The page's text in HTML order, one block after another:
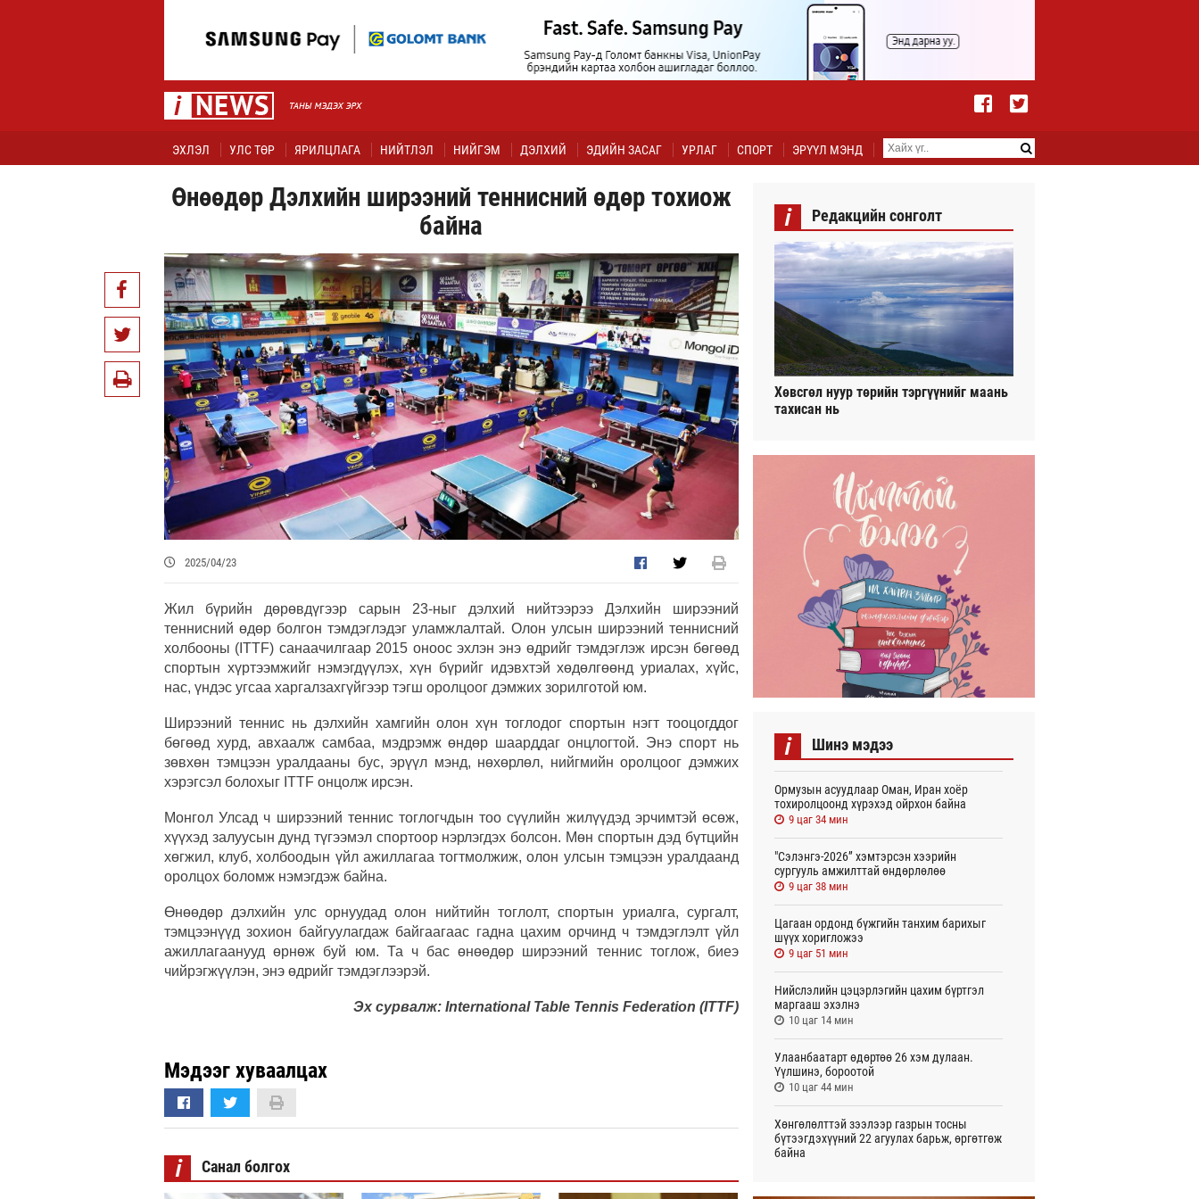
ЭХЛЭЛ УЛС ТӨР ЯРИЛЦЛАГА НИЙТЛЭЛ НИЙГЭМ ДЭЛХИЙ ЭДИЙН ЗАСАГ УРЛАГ СПОРТ ЭРҮҮЛ МЭНД
Өнөөдөр Дэлхийн ширээний теннисний өдөр тохиож
байна
2025/04/23
Жил бүрийн дөрөвдүгээр сарын 23-ныг дэлхий нийтээрээ Дэлхийн ширээний
теннисний өдөр болгон тэмдэглэдэг уламжлалтай. Олон улсын ширээний теннисний
холбооны (ITTF) санаачилгаар 2015 оноос эхлэн энэ өдрийг тэмдэглэж ирсэн бөгөөд
спортын хүртээмжийг нэмэгдүүлэх, хүн бүрийг идэвхтэй хөдөлгөөнд уриалах, хүйс,
нас, үндэс угсаа харгалзахгүйгээр тэгш оролцоог дэмжих зорилготой юм.
Ширээний теннис нь дэлхийн хамгийн олон хүн тоглодог спортын нэгт тооцогддог
бөгөөд хурд, авхаалж самбаа, мэдрэмж өндөр шаарддаг онцлогтой. Энэ спорт нь
зөвхөн тэмцээн уралдааны бус, эрүүл мэнд, нөхөрлөл, нийгмийн оролцоог дэмжих
хэрэгсэл болохыг ITTF онцолж ирсэн.
Монгол Улсад ч ширээний теннис тоглогчдын тоо сүүлийн жилүүдэд эрчимтэй өсөж,
хүүхэд залуусын дунд түгээмэл спортоор нэрлэгдэх болсон. Мөн спортын дэд бүтцийн
хөгжил, клуб, холбоодын үйл ажиллагаа тогтмолжиж, олон улсын тэмцээн уралдаанд
оролцох боломж нэмэгдэж байна.
Өнөөдөр дэлхийн улс орнуудад олон нийтийн тоглолт, спортын уриалга, сургалт,
тэмцээнүүд зохион байгуулагдаж байгаагаас гадна цахим орчинд ч тэмдэглэлт үйл
ажиллагаанууд өрнөж буй юм. Та ч бас өнөөдөр ширээний теннис тоглож, биеэ
чийрэгжүүлэн, энэ өдрийг тэмдэглээрэй.
Эх сурвалж: International Table Tennis Federation (ITTF)
Мэдээг хуваалцах
i Санал болгох
i Редакцийн сонголт
Хөвсгөл нуур төрийн тэргүүнийг маань
тахисан нь
i Шинэ мэдээ
Ормузын асуудлаар Оман, Иран хоёр
тохиролцоонд хүрэхэд ойрхон байна
9 цаг 34 мин
"Сэлэнгэ-2026” хэмтэрсэн хээрийн
сургууль амжилттай өндөрлөлөө
9 цаг 38 мин
Цагаан ордонд бүжгийн танхим барихыг
шүүх хоригложээ
9 цаг 51 мин
Нийслэлийн цэцэрлэгийн цахим бүртгэл
маргааш эхэлнэ
10 цаг 14 мин
Улаанбаатарт өдөртөө 26 хэм дулаан.
Үүлшинэ, бороотой
10 цаг 44 мин
Хөнгөлөлттэй зээлээр газрын тосны
бүтээгдэхүүний 22 агуулах барьж, өргөтгөж
байна